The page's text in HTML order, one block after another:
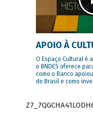
APOIO À
O Espaço Cultural é
o BNDES oferece
como o Banco
do Brasil e como